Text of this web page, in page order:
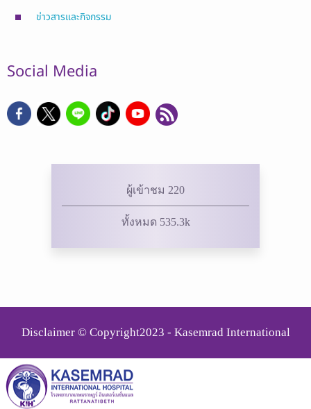
ข่าวสารและกิจกรรม
Social Media
ผู้เข้าชม 220
ทั้งหมด 535.3k
Disclaimer © Copyright2023 - Kasemrad International
Rattanatibeth